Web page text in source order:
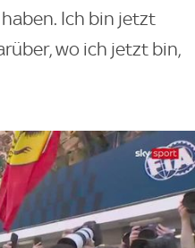
Ich bin jetzt
wo ich jetzt bin,